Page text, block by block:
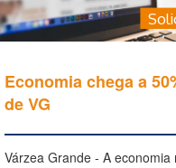
Economia chega a
de VG
Várzea Grande - A